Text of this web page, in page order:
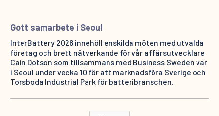
Gott samarbete i Seoul
InterBattery 2026 innehöll enskilda möten med utvalda
företag och brett nätverkande för vår affärsutvecklare
Cain Dotson som tillsammans med Business Sweden var
i Seoul under vecka 10 för att marknadsföra Sverige och
Torsboda Industrial Park för batteribranschen.